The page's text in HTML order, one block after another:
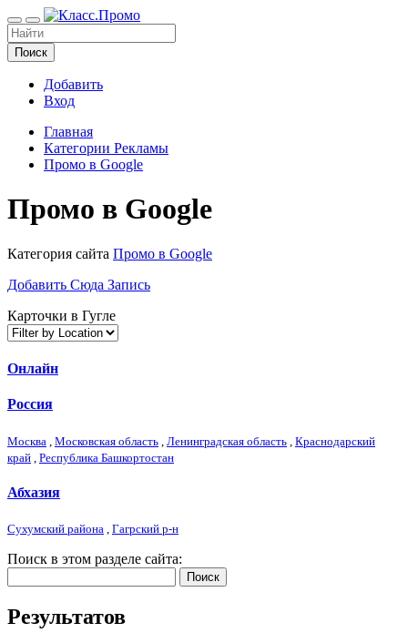
Поиск
Добавить
Вход
Главная
Категории Рекламы
Промо в Google
Промо в Google
Категория сайта Промо в Google
Добавить Сюда Запись
Карточки в Гугле
Онлайн
Россия
Москва Московская область Ленинградская область Краснодарский
край Республика Башкортостан
Абхазия
Сухумский района , Гагрский р-н
Поиск в этом разделе сайта:
Поиск
Результатов